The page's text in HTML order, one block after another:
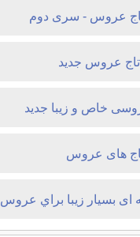
عروس - سری دوم
عروس جدید
خاص و زیبا جدید
های عروس
ای بسيار زيبا براي عروس